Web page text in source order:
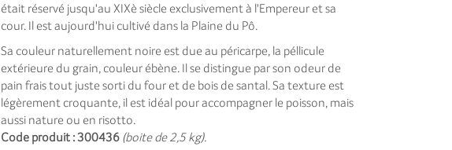
était réservé jusqu'au XIXè siècle exclusivement à l'Empereur et sa
cour. Il est aujourd'hui cultivé dans la Plaine du Pô.
Sa couleur naturellement noire est due au péricarpe, la péllicule
extérieure du grain, couleur ébène. Il se distingue par son odeur de
pain frais tout juste sorti du four et de bois de santal. Sa texture est
légèrement croquante, il est idéal pour accompagner le poisson, mais
aussi nature ou en risotto.
Code produit : 300436 (boite de 2,5 kg).